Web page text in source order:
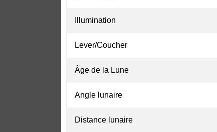
Illumination
Lever/Coucher
Âge de la Lune
Angle lunaire
Distance lunaire